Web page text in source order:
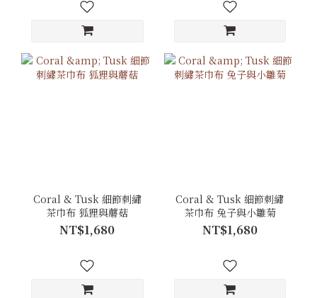
Coral & Tusk 細節刺繡
茶巾布 狐狸與蘑菇
NT$1,680
Coral & Tusk 細節刺繡
茶巾布 兔子與小雛菊
NT$1,680